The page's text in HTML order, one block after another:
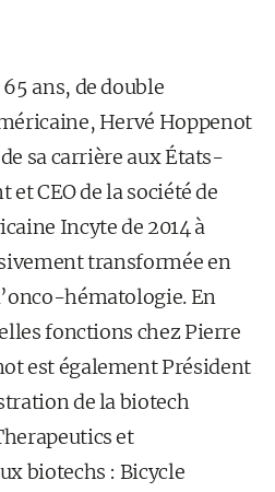
ans, de double
Hervé Hoppenot
sa carrière aux États-
et CEO de la société de
Incyte de 2014 à
transformée en
hématologie. En
fonctions chez Pierre
est également Président
de la biotech
et
biotechs : Bicycle